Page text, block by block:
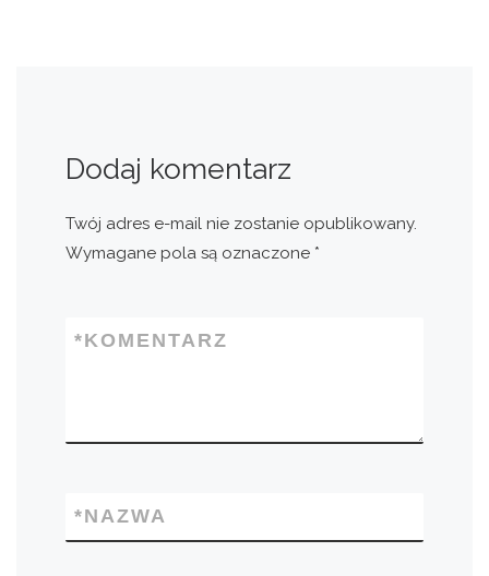
Dodaj komentarz
Twój adres e-mail nie zostanie opublikowany.
Wymagane pola są oznaczone *
KOMENTARZ
*
NAZWA
*